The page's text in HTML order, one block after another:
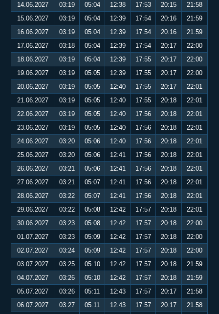
14.06.2027
03:19 05:04 12:38 17:53 20:15
21:58
15.06.2027
03:19 05:04 12:39 17:54 20:16
21:59
16.06.2027
03:19 05:04 12:39 17:54 20:16
21:59
17.06.2027
03:18 05:04 12:39 17:54 20:17
22:00
18.06.2027
03:19 05:04 12:39 17:55 20:17
22:00
19.06.2027
03:19 05:05 12:39 17:55 20:17
22:00
20.06.2027
03:19 05:05 12:40 17:55 20:17
22:01
21.06.2027
03:19 05:05 12:40 17:55 20:18
22:01
22.06.2027
03:19 05:05 12:40 17:56 20:18
22:01
23.06.2027
03:19 05:05 12:40 17:56 20:18
22:01
24.06.2027
03:20 05:06 12:40 17:56 20:18
22:01
25.06.2027
03:20 05:06 12:41 17:56 20:18
22:01
26.06.2027
03:21 05:06 12:41 17:56 20:18
22:01
27.06.2027
03:21 05:07 12:41 17:56 20:18
22:01
28.06.2027
03:22 05:07 12:41 17:56 20:18
22:01
29.06.2027
03:22 05:08 12:42 17:57 20:18
22:01
30.06.2027
03:23 05:08 12:42 17:57 20:18
22:00
01.07.2027
03:23 05:09 12:42 17:57 20:18
22:00
02.07.2027
03:24 05:09 12:42 17:57 20:18
22:00
03.07.2027
03:25 05:10 12:42 17:57 20:18
21:59
04.07.2027
03:26 05:10 12:42 17:57 20:18
21:59
05.07.2027
03:26 05:11 12:43 17:57 20:17
21:58
06.07.2027
03:27 05:11 12:43 17:57 20:17
21:58